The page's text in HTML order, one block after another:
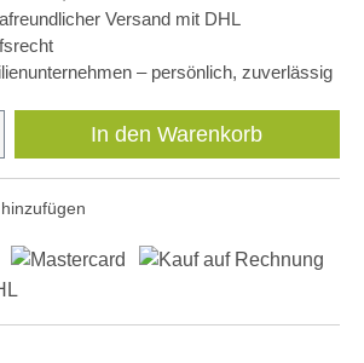
Versand mit DHL
– persönlich, zuverlässig
Gib den gewünschten
In den Warenkorb